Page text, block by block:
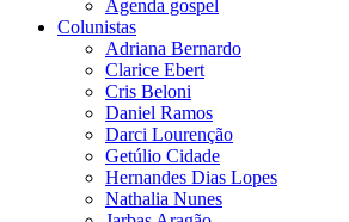
Agenda gospel
Colunistas
Adriana Bernardo
Clarice Ebert
Cris Beloni
Daniel Ramos
Darci Lourenção
Getúlio Cidade
Hernandes Dias Lopes
Nathalia Nunes